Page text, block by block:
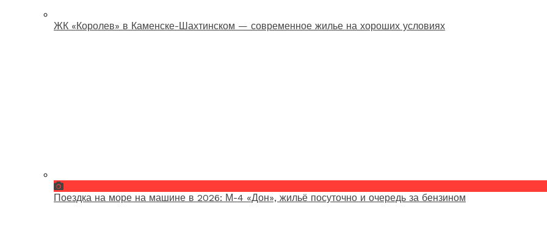
ЖК «Королев» в Каменске-Шахтинском — современное жилье на хороших условиях
Поездка на море на машине в 2026: М-4 «Дон», жильё посуточно и очередь за бензином